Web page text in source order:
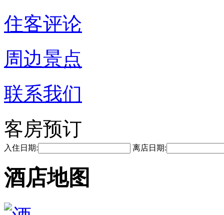
住客评论
周边景点
联系我们
客房预订
入住日期: 离店日期:
酒店地图